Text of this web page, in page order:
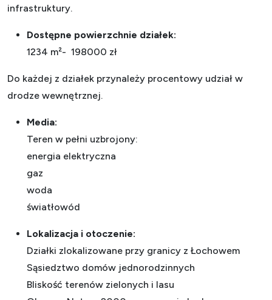
infrastruktury.
Dostępne powierzchnie działek:
1234 m²- 198000 zł
Do każdej z działek przynależy procentowy udział w
drodze wewnętrznej.
Media:
Teren w pełni uzbrojony:
energia elektryczna
gaz
woda
światłowód
Lokalizacja i otoczenie:
Działki zlokalizowane przy granicy z Łochowem
Sąsiedztwo domów jednorodzinnych
Bliskość terenów zielonych i lasu